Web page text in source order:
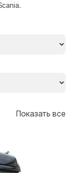
Показать все